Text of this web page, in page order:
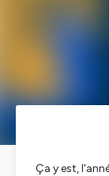
Ça y est,